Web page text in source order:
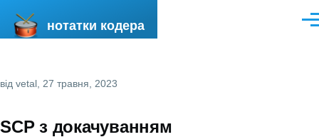
нотатки кодера
від vetal , 27 травня, 2023
SCP з докачуванням